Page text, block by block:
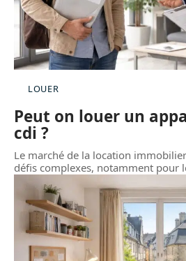
LOUER
Peut on louer un
cdi ?
Le marché de la location
défis complexes, notamment pour